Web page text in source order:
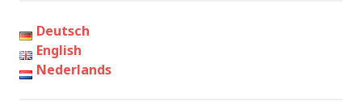
Deutsch
English
Nederlands